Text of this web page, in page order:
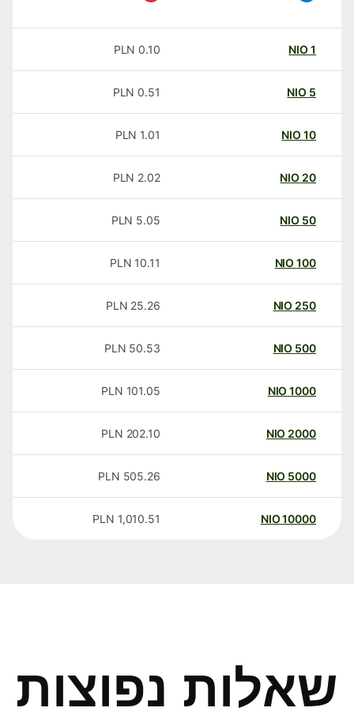
NIO
0.10
PLN
NIO
0.51
PLN
NIO
1.01
PLN
20
NIO
2.02
PLN
50
NIO
5.05
PLN
100
NIO
10.11
PLN
250
NIO
25.26
PLN
500
NIO
50.53
PLN
1000
NIO
101.05
PLN
2000
NIO
202.10
PLN
5000
NIO
505.26
PLN
10000
NIO
1,010.51
PLN
שאלות נפוצות